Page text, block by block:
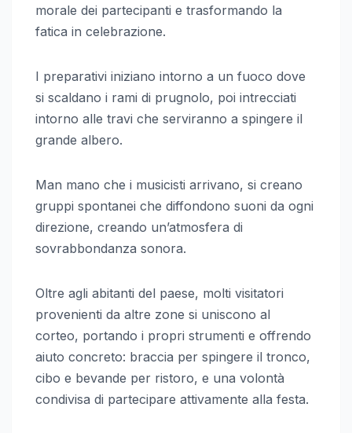
morale dei partecipanti e trasformando la
fatica in celebrazione.
I preparativi iniziano intorno a un fuoco dove
si scaldano i rami di prugnolo, poi intrecciati
intorno alle travi che serviranno a spingere il
grande albero.
Man mano che i musicisti arrivano, si creano
gruppi spontanei che diffondono suoni da ogni
direzione, creando un’atmosfera di
sovrabbondanza sonora.
Oltre agli abitanti del paese, molti visitatori
provenienti da altre zone si uniscono al
corteo, portando i propri strumenti e offrendo
aiuto concreto: braccia per spingere il tronco,
cibo e bevande per ristoro, e una volontà
condivisa di partecipare attivamente alla festa.